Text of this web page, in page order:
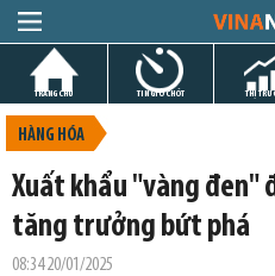
TRANG CHỦ TIN GIỜ CHÓT THỊ
HÀNG HÓA
Xuất khẩu "vàng đen"
tăng trưởng bứt phá
08:34 20/01/2025